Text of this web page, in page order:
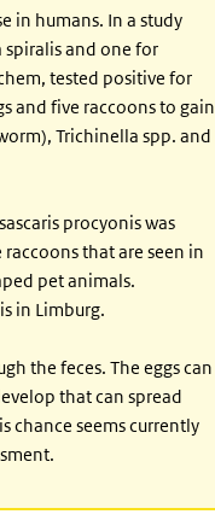
in humans. In a study
and one for
tested positive for
and five raccoons to gain
Trichinella spp. and
procyonis was
that are seen in
pet animals.
in Limburg.
the feces. The eggs can
that can spread
chance seems currently